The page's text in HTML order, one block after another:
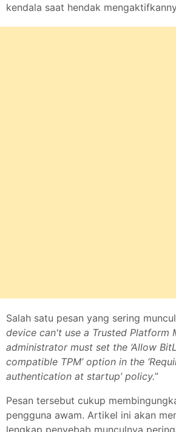
kendala saat hendak
Salah satu pesan yang sering
device can't use a Trusted Platform
administrator must set the ‘Allow
compatible TPM’ option in the
authentication at startup’ policy.”
Pesan tersebut cukup
pengguna awam. Artikel ini akan